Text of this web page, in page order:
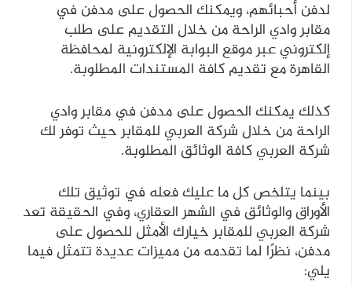
لدفن أحبائهم، ويمكنك الحصول على مدفن في
مقابر وادي الراحة من خلال التقديم على طلب
إلكتروني عبر موقع البوابة الإلكترونية لمحافظة
القاهرة مع تقديم كافة المستندات المطلوبة.
كذلك يمكنك الحصول على مدفن في مقابر وادي
الراحة من خلال شركة العربي للمقابر حيث توفر لك
شركة العربي كافة الوثائق المطلوبة.
بينما يتلخص كل ما عليك فعله في توثيق تلك
الأوراق والوثائق في الشهر العقاري، وفي الحقيقة تعد
شركة العربي للمقابر خيارك الأمثل للحصول على
مدفن، نظرًا لما تقدمه من مميزات عديدة تتمثل فيما
يلي: